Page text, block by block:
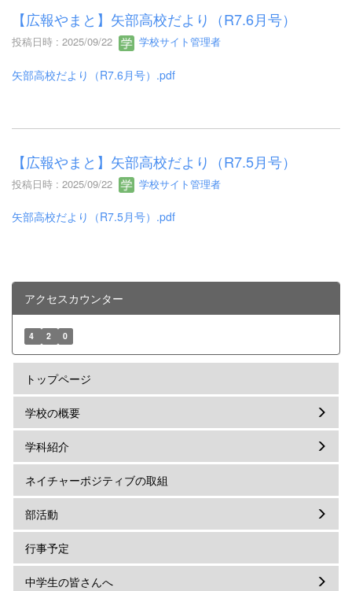
【広報やまと】矢部高校だより（R7.6月号）
投稿日時 : 2025/09/22 学校サイト管理者
矢部高校だより（R7.6月号）.pdf
【広報やまと】矢部高校だより（R7.5月号）
投稿日時 : 2025/09/22 学校サイト管理者
矢部高校だより（R7.5月号）.pdf
アクセスカウンター
4 2 0
トップページ
学校の概要
学科紹介
ネイチャーポジティブの取組
部活動
行事予定
中学生の皆さんへ